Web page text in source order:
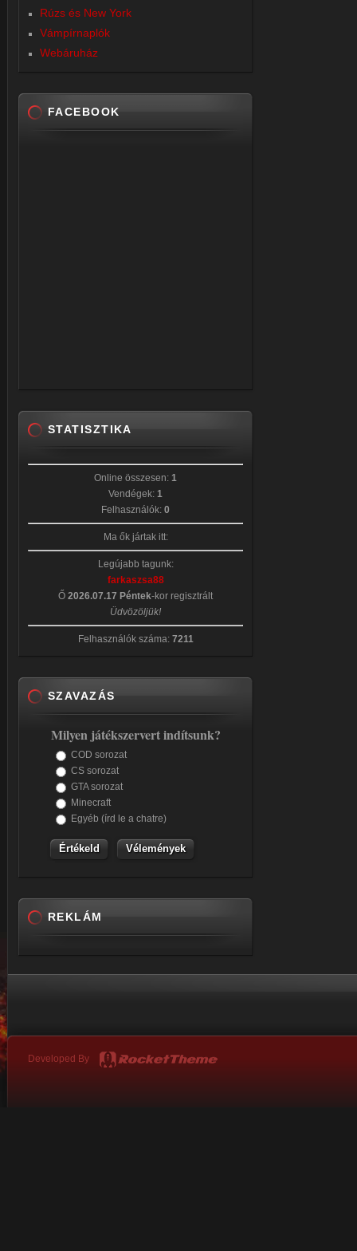
Rúzs és New York
Vámpírnaplók
Webáruház
FACEBOOK
STATISZTIKA
Online összesen: 1
Vendégek: 1
Felhasználók: 0
Ma ők jártak itt:
Legújabb tagunk:
farkaszsa88
Ő 2026.07.17 Péntek-kor regisztrált
Üdvözöljük!
Felhasználók száma: 7211
SZAVAZÁS
Milyen játékszervert indítsunk?
COD sorozat
CS sorozat
GTA sorozat
Minecraft
Egyéb (írd le a chatre)
Vélemények
REKLÁM
Developed By